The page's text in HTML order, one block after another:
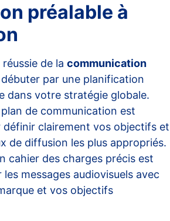
préalable à
de la communication
par une planification
dans votre stratégie globale.
de communication est
définir clairement vos objectifs et
de diffusion les plus appropriés.
cahier des charges précis est
messages audiovisuels avec
et vos objectifs